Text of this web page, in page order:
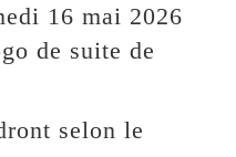
16 mai 2026
de suite de
selon le